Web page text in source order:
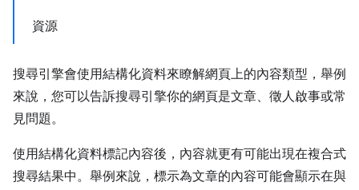
資源
搜尋引擎會使用結構化資料來瞭解網頁上的內容類型，舉例
來說，您可以告訴搜尋引擎你的網頁是文章、徵人啟事或常
見問題。
使用結構化資料標記內容後，內容就更有可能出現在複合式
搜尋結果中。舉例來說，標示為文章的內容可能會顯示在與